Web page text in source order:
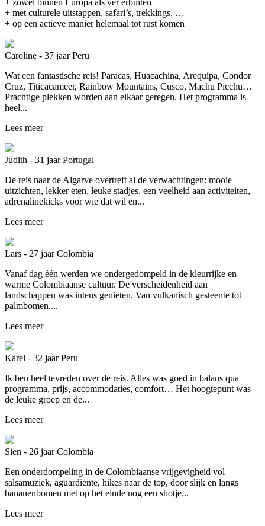
+ met culturele uitstappen, safari’s, trekkings, …
+ op een actieve manier helemaal tot rust komen
Caroline - 37 jaarPeru
Wat een fantastische reis! Paracas, Huacachina, Arequipa, Condor
Cruz, Titicacameer, Rainbow Mountains, Cusco, Machu Picchu…
Prachtige plekken worden aan elkaar geregen. Het programma is
heel...
Lees meer
Judith - 31 jaarPortugal
De reis naar de Algarve overtreft al de verwachtingen: mooie
uitzichten, lekker eten, leuke stadjes, een veelheid aan activiteiten,
adrenalinekicks voor wie dat wil en...
Lees meer
Lars - 27 jaarColombia
Vanaf dag één werden we ondergedompeld in de kleurrijke en
warme Colombiaanse cultuur. De verscheidenheid aan
landschappen was intens genieten. Van vulkanisch gesteente tot
palmbomen,...
Lees meer
Karel - 32 jaarPeru
Ik ben heel tevreden over de reis. Alles was goed in balans qua
programma, prijs, accommodaties, comfort… Het hoogtepunt was
de leuke groep en de...
Lees meer
Sien - 26 jaarColombia
Een onderdompeling in de Colombiaanse vrijgevigheid vol
salsamuziek, aguardiente, hikes naar de top, door slijk en langs
bananenbomen met op het einde nog een shotje...
Lees meer